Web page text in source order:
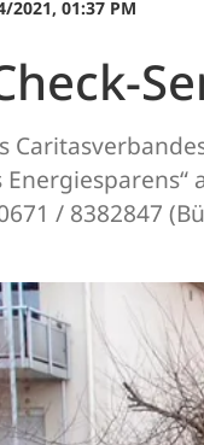
2021, 01:37 PM
/ 8382847